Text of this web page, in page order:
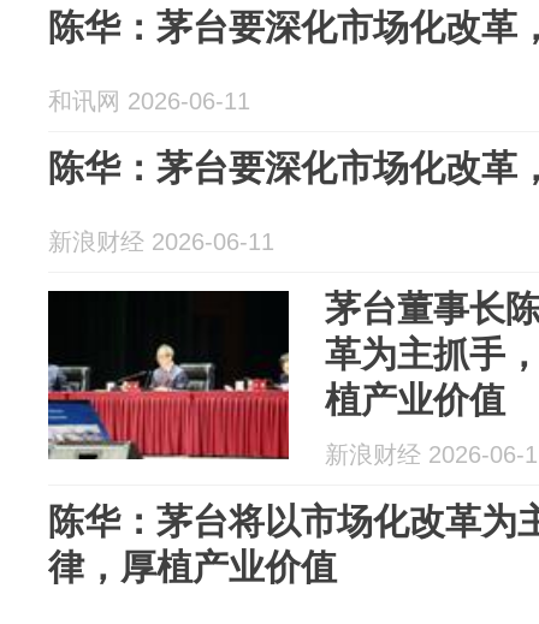
陈华：茅台要深化市场化改革
和讯网 2026-06-11
陈华：茅台要深化市场化改革
新浪财经 2026-06-11
茅台董事长
革为主抓手
植产业价值
新浪财经 2026-06-
陈华：茅台将以市场化改革为
律，厚植产业价值